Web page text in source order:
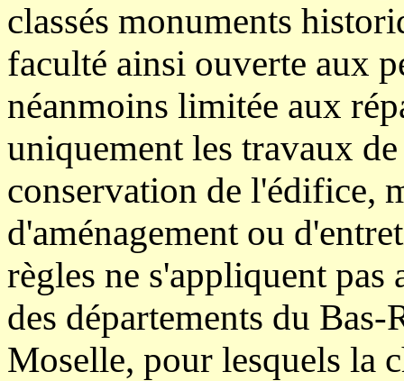
classés monuments
faculté ainsi ouverte aux
néanmoins limitée aux
uniquement les travaux
conservation de l'édifice,
d'aménagement ou
règles ne s'appliquent pas
des départements du
Moselle, pour lesquels la